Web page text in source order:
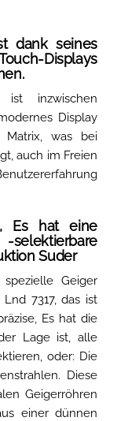
dank seines
Displays
ist inzwischen
Display
Matrix, was bei
auch im Freien
Es hat eine
Suder
Geiger
7317, das ist
Es hat die
Lage ist, alle
oder: Die
Diese
Geigerröhren
einer dünnen